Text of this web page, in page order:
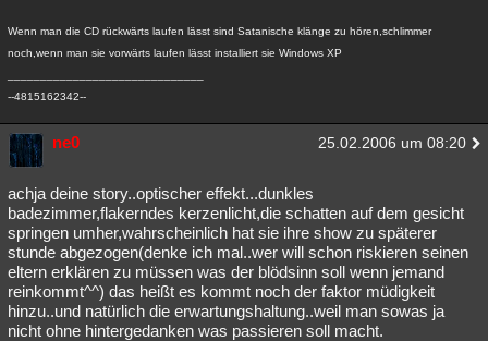
Wenn man die CD rückwärts laufen lässt sind Satanische klänge zu hören,schlimmer
noch,wenn man sie vorwärts laufen lässt installiert sie Windows XP
--4815162342--
ne0 25.02.2006 um 08:20
achja deine story..optischer effekt...dunkles
badezimmer,flakerndes kerzenlicht,die schatten auf dem gesicht
springen umher,wahrscheinlich hat sie ihre show zu späterer
stunde abgezogen(denke ich mal..wer will schon riskieren seinen
eltern erklären zu müssen was der blödsinn soll wenn jemand
reinkommt^^) das heißt es kommt noch der faktor müdigkeit
hinzu..und natürlich die erwartungshaltung..weil man sowas ja
nicht ohne hintergedanken was passieren soll macht.